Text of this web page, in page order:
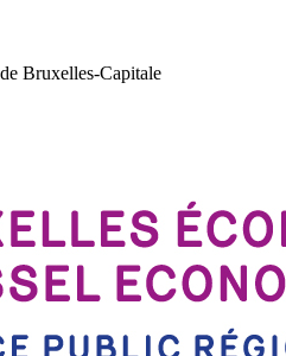
Bruxelles-Capitale